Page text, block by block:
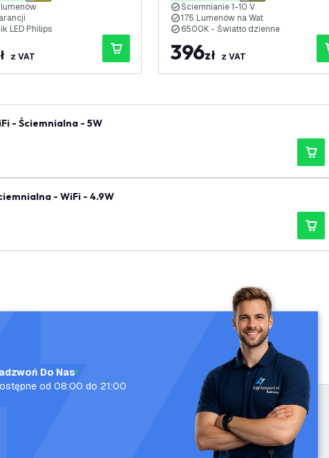
LED Philips
z VAT
gwarancji
Ściemnianie 1-10 V
175 Lumenów na Wat
6500K - Światło dzienne
396zł z VAT
- Ściemnialna - 5W
- WiFi - 4.9W
Do Nas
od 08:00 do 21:00